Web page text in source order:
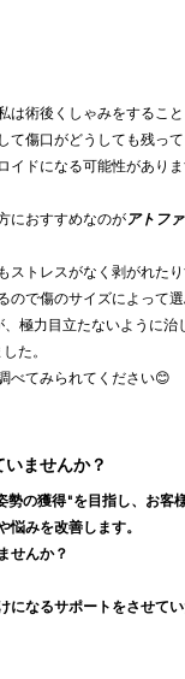
は術後くしゃみをするこ
て傷口がどうしても残っ
イドになる可能性があり
におすすめなのがアトフ
ストレスがなく剥がれた
ので傷のサイズによって
極力目立たないように治
た。
べてみられてください😊
ませんか？
勢の獲得"を目指し、お客
みを改善します。
せんか？
になるサポートをさせて